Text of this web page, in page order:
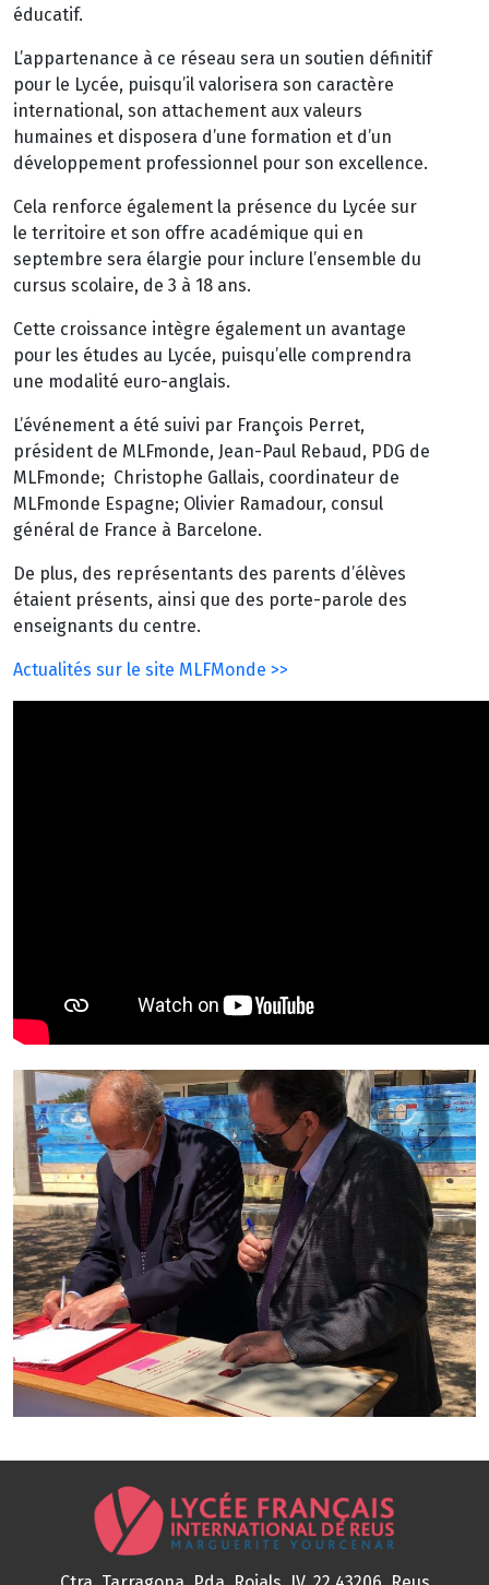
éducatif.
L’appartenance à ce réseau sera un soutien définitif
pour le Lycée, puisqu’il valorisera son caractère
international, son attachement aux valeurs
humaines et disposera d’une formation et d’un
développement professionnel pour son excellence.
Cela renforce également la présence du Lycée sur
le territoire et son offre académique qui en
septembre sera élargie pour inclure l’ensemble du
cursus scolaire, de 3 à 18 ans.
Cette croissance intègre également un avantage
pour les études au Lycée, puisqu’elle comprendra
une modalité euro-anglais.
L’événement a été suivi par François Perret,
président de MLFmonde, Jean-Paul Rebaud, PDG de
MLFmonde; Christophe Gallais, coordinateur de
MLFmonde Espagne; Olivier Ramadour, consul
général de France à Barcelone.
De plus, des représentants des parents d’élèves
étaient présents, ainsi que des porte-parole des
enseignants du centre.
Actualités sur le site MLFMonde >>